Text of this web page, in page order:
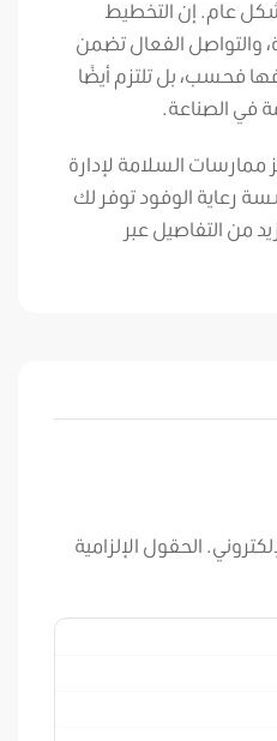
عام. إن التخطيط
والتواصل الفعال تضمن
فحسب، بل تلتزم أيضًا
في الصناعة.
ممارسات السلامة لإدارة
رعاية الوفود توفر لك
من التفاصيل عبر
الحقول الإلزامية